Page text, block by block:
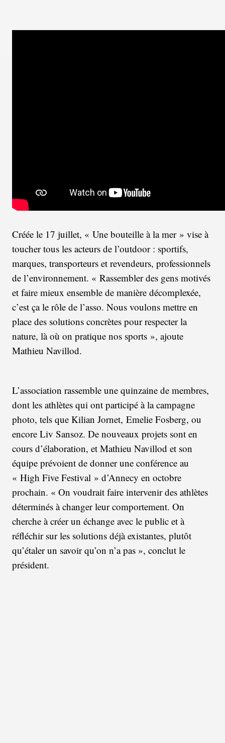
Créée le 17 juillet, « Une bouteille à la mer » vise à
toucher tous les acteurs de l’outdoor : sportifs,
marques, transporteurs et revendeurs, professionnels
de l’environnement. « Rassembler des gens motivés
et faire mieux ensemble de manière décomplexée,
c’est ça le rôle de l’asso. Nous voulons mettre en
place des solutions concrètes pour respecter la
nature, là où on pratique nos sports », ajoute
Mathieu Navillod.
L’association rassemble une quinzaine de membres,
dont les athlètes qui ont participé à la campagne
photo, tels que Kilian Jornet, Emelie Fosberg, ou
encore Liv Sansoz. De nouveaux projets sont en
cours d’élaboration, et Mathieu Navillod et son
équipe prévoient de donner une conférence au
« High Five Festival » d’Annecy en octobre
prochain. « On voudrait faire intervenir des athlètes
déterminés à changer leur comportement. On
cherche à créer un échange avec le public et à
réfléchir sur les solutions déjà existantes, plutôt
qu’étaler un savoir qu’on n’a pas », conclut le
président.